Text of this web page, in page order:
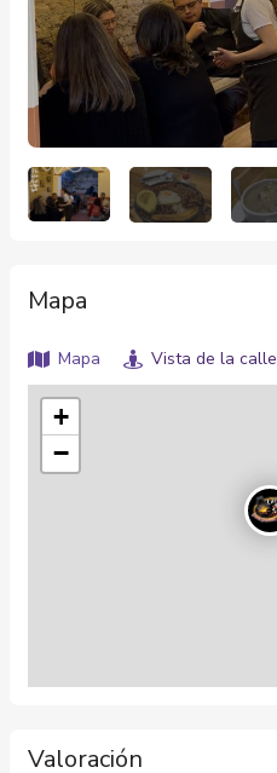
Mapa
Mapa Vista de la calle
+
−
Valoración